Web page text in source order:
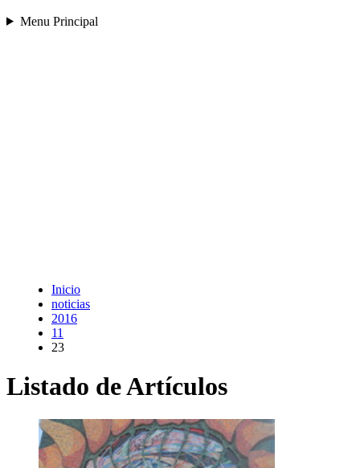
Menu Principal
Inicio
noticias
2016
11
23
Listado de Artículos